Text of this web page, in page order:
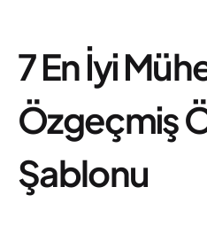
7 En İyi
Özgeçmiş
Şablonu